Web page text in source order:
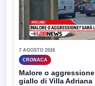
7 AGOSTO 2026
CRONACA
Malore o
giallo di Villa Adriana